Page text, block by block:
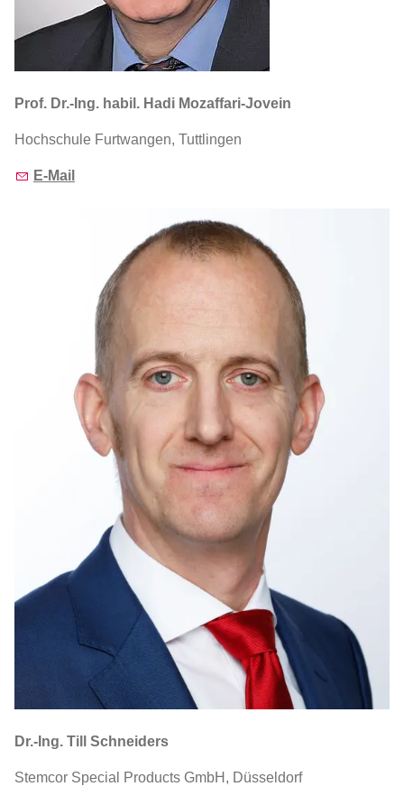
Prof. Dr.-Ing. habil. Hadi Mozaffari-Jovein
Hochschule Furtwangen, Tuttlingen
E-Mail
Dr.-Ing. Till Schneiders
Stemcor Special Products GmbH, Düsseldorf